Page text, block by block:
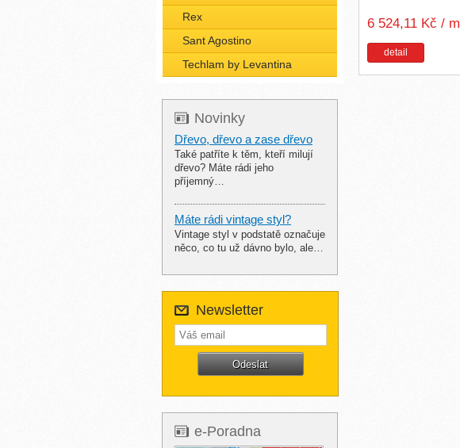
Rex
Sant Agostino
Techlam by Levantina
Novinky
Dřevo, dřevo a zase dřevo
Také patříte k těm, kteří milují
dřevo? Máte rádi jeho
příjemný…
Máte rádi vintage styl?
Vintage styl v podstatě označuje
něco, co tu už dávno bylo, ale…
Newsletter
e-Poradna
6 524,11 Kč / m
detail